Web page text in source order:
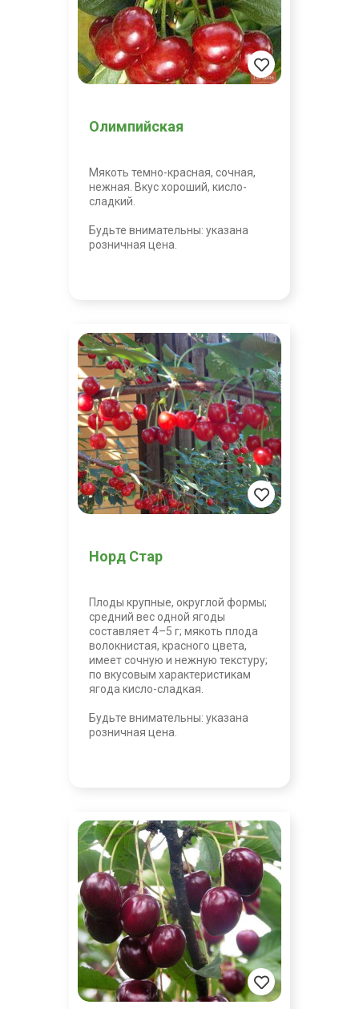
Олимпийская
Мякоть темно-красная, сочная,
нежная. Вкус хороший, кисло-
сладкий.
Будьте внимательны: указана
розничная цена.
Норд Стар
Плоды крупные, округлой формы;
средний вес одной ягоды
составляет 4–5 г; мякоть плода
волокнистая, красного цвета,
имеет сочную и нежную текстуру;
по вкусовым характеристикам
ягода кисло-сладкая.
Будьте внимательны: указана
розничная цена.